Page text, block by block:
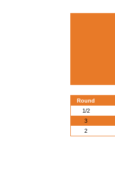
Round
1/2
3
2